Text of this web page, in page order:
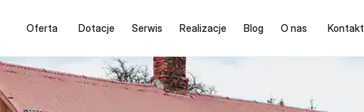
Oferta Dotacje Serwis Realizacje Blog O nas Kontakt